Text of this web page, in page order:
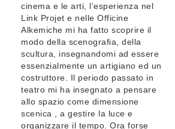
cinema e le arti, l’esperienza nel
Link Projet e nelle Officine
Alkemiche mi ha fatto scoprire il
modo della scenografia, della
scultura, insegnandomi ad essere
essenzialmente un artigiano ed un
costruttore. Il periodo passato in
teatro mi ha insegnato a pensare
allo spazio come dimensione
scenica , a gestire la luce e
organizzare il tempo. Ora forse